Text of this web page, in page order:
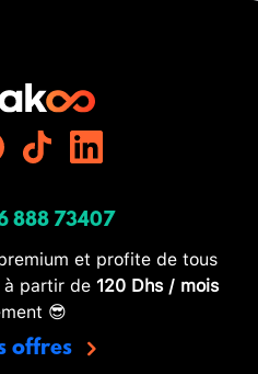
888 73407
et profite de tous
partir de 120 Dhs / mois
😎
offres